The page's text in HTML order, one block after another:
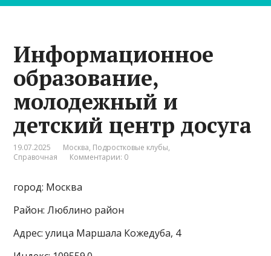
Информационное
образование,
молодежный и
детский центр досуга
19.07.2025 Москва, Подростковые клубы,
Справочная
Комментарии: 0
город: Москва
Район: Люблино район
Адрес: улица Маршала Кожедуба, 4